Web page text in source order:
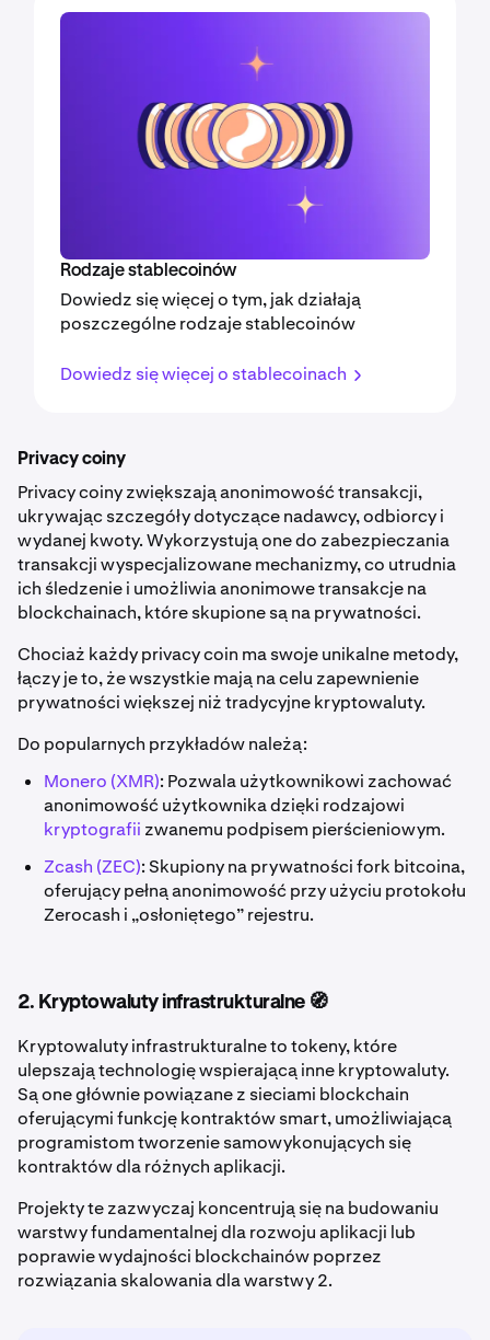
Rodzaje stablecoinów
Dowiedz się więcej o tym, jak działają
poszczególne rodzaje stablecoinów
Dowiedz się więcej o stablecoinach
Privacy coiny
Privacy coiny zwiększają anonimowość transakcji,
ukrywając szczegóły dotyczące nadawcy, odbiorcy i
wydanej kwoty. Wykorzystują one do zabezpieczania
transakcji wyspecjalizowane mechanizmy, co utrudnia
ich śledzenie i umożliwia anonimowe transakcje na
blockchainach, które skupione są na prywatności.
Chociaż każdy privacy coin ma swoje unikalne metody,
łączy je to, że wszystkie mają na celu zapewnienie
prywatności większej niż tradycyjne kryptowaluty.
Do popularnych przykładów należą:
Monero (XMR): Pozwala użytkownikowi zachować
anonimowość użytkownika dzięki rodzajowi
kryptografii zwanemu podpisem pierścieniowym.
Zcash (ZEC): Skupiony na prywatności fork bitcoina,
oferujący pełną anonimowość przy użyciu protokołu
Zerocash i „osłoniętego” rejestru.
2. Kryptowaluty infrastrukturalne 🧭
Kryptowaluty infrastrukturalne to tokeny, które
ulepszają technologię wspierającą inne kryptowaluty.
Są one głównie powiązane z sieciami blockchain
oferującymi funkcję kontraktów smart, umożliwiającą
programistom tworzenie samowykonujących się
kontraktów dla różnych aplikacji.
Projekty te zazwyczaj koncentrują się na budowaniu
warstwy fundamentalnej dla rozwoju aplikacji lub
poprawie wydajności blockchainów poprzez
rozwiązania skalowania dla warstwy 2.